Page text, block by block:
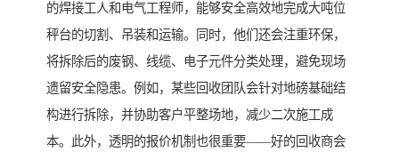
的焊接工人和电气工程师，能够安全高效地完成大吨位
秤台的切割、吊装和运输。同时，他们还会注重环保，
将拆除后的废钢、线缆、电子元件分类处理，避免现场
遗留安全隐患。例如，某些回收团队会针对地磅基础结
构进行拆除，并协助客户平整场地，减少二次施工成
本。此外，透明的报价机制也很重要——好的回收商会